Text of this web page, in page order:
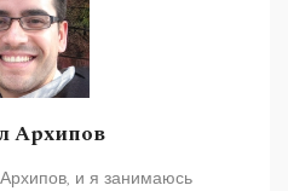
Архипов
и я занимаюсь